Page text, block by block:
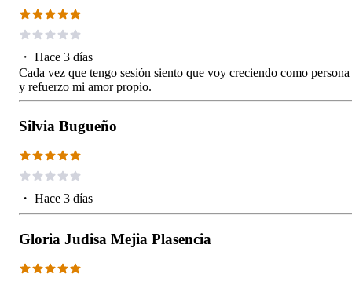
・ Hace 3 días
Cada vez que tengo sesión siento que voy creciendo como persona
y refuerzo mi amor propio.
Silvia Bugueño
・ Hace 3 días
Gloria Judisa Mejia Plasencia